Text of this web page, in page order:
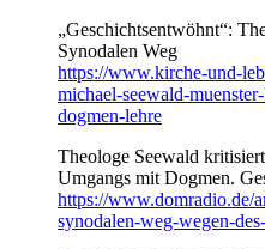
„Geschichtsentwöhnt“:
Synodalen Weg
https://www.kirche-und-
michael-seewald-
dogmen-lehre
Theologe Seewald
Umgangs mit Dogmen.
https://www.domradio.de/
synodalen-weg-wegen-